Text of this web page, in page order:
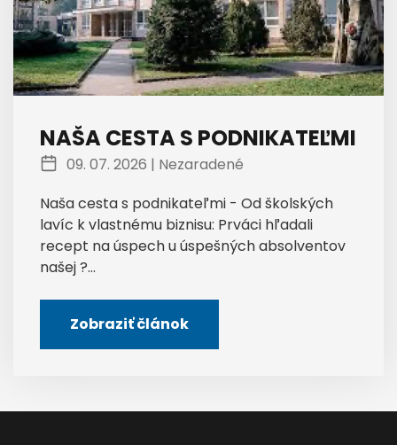
NAŠA CESTA S PODNIKATEĽMI
09. 07. 2026 | Nezaradené
Naša cesta s podnikateľmi - Od školských
lavíc k vlastnému biznisu: Prváci hľadali
recept na úspech u úspešných absolventov
našej ?...
Zobraziť článok